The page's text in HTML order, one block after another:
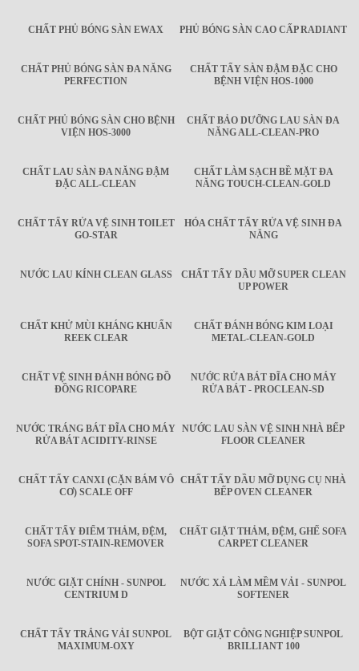
CHẤT PHỦ BÓNG SÀN EWAX PHỦ BÓNG SÀN CAO CẤP RADIANT
CHẤT PHỦ BÓNG SÀN ĐA NĂNG
PERFECTION
CHẤT TẨY SÀN ĐẬM ĐẶC CHO
BỆNH VIỆN HOS-1000
CHẤT PHỦ BÓNG SÀN CHO BỆNH
VIỆN HOS-3000
CHẤT BẢO DƯỠNG LAU SÀN ĐA
NĂNG ALL-CLEAN-PRO
CHẤT LAU SÀN ĐA NĂNG ĐẬM
ĐẶC ALL-CLEAN
CHẤT LÀM SẠCH BỀ MẶT ĐA
NĂNG TOUCH-CLEAN-GOLD
CHẤT TẨY RỬA VỆ SINH TOILET
GO-STAR
HÓA CHẤT TẨY RỬA VỆ SINH ĐA
NĂNG
NƯỚC LAU KÍNH CLEAN GLASS
CHẤT TẨY DẦU MỠ SUPER CLEAN
UP POWER
CHẤT KHỬ MÙI KHÁNG KHUẨN
REEK CLEAR
CHẤT ĐÁNH BÓNG KIM LOẠI
METAL-CLEAN-GOLD
CHẤT VỆ SINH ĐÁNH BÓNG ĐỒ
ĐỒNG RICOPARE
NƯỚC RỬA BÁT ĐĨA CHO MÁY
RỬA BÁT - PROCLEAN-SD
NƯỚC TRÁNG BÁT ĐĨA CHO MÁY
RỬA BÁT ACIDITY-RINSE
NƯỚC LAU SÀN VỆ SINH NHÀ BẾP
FLOOR CLEANER
CHẤT TẨY CANXI (CẶN BÁM VÔ
CƠ) SCALE OFF
CHẤT TẨY DẦU MỠ DỤNG CỤ NHÀ
BẾP OVEN CLEANER
CHẤT TẨY ĐIỂM THẢM, ĐỆM,
SOFA SPOT-STAIN-REMOVER
CHẤT GIẶT THẢM, ĐỆM, GHẾ SOFA
CARPET CLEANER
NƯỚC GIẶT CHÍNH - SUNPOL
CENTRIUM D
NƯỚC XẢ LÀM MỀM VẢI - SUNPOL
SOFTENER
CHẤT TẨY TRẮNG VẢI SUNPOL
MAXIMUM-OXY
BỘT GIẶT CÔNG NGHIỆP SUNPOL
BRILLIANT 100